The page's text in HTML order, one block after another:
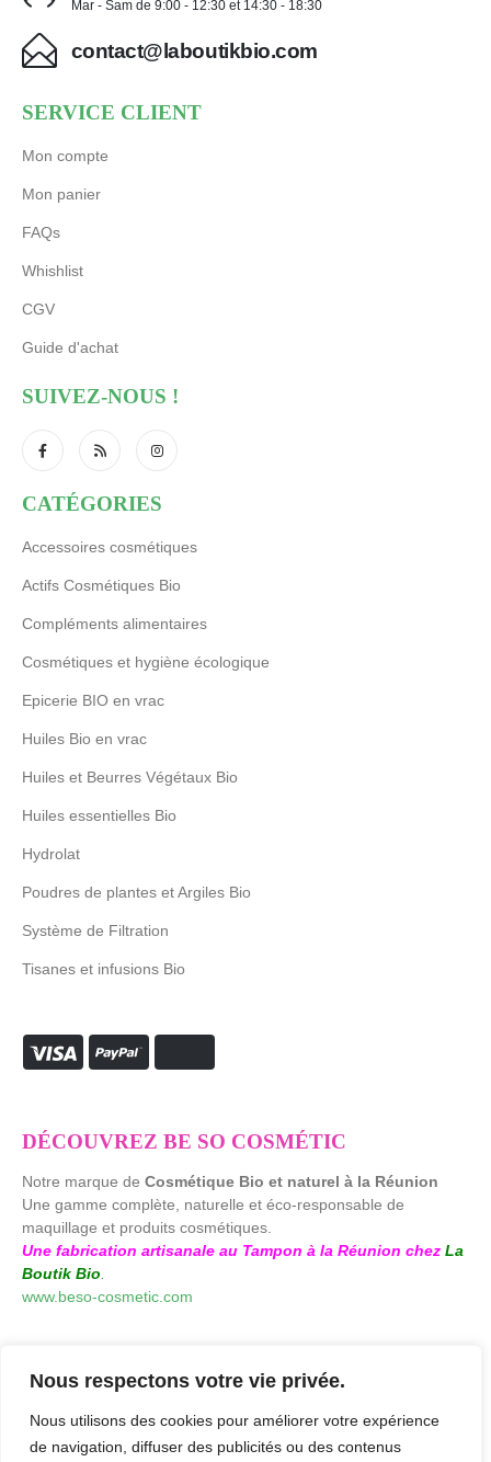
Nous respectons votre vie privée.
Nous utilisons des cookies pour améliorer votre expérience
de navigation, diffuser des publicités ou des contenus
Mar - Sam de 9:00 - 12:30 et 14:30 - 18:30
contact@laboutikbio.com
SERVICE CLIENT
Mon compte
Mon panier
FAQs
Whishlist
CGV
Guide d'achat
SUIVEZ-NOUS !
CATÉGORIES
Accessoires cosmétiques
Actifs Cosmétiques Bio
Compléments alimentaires
Cosmétiques et hygiène écologique
Epicerie BIO en vrac
Huiles Bio en vrac
Huiles et Beurres Végétaux Bio
Huiles essentielles Bio
Hydrolat
Poudres de plantes et Argiles Bio
Système de Filtration
Tisanes et infusions Bio
DÉCOUVREZ BE SO COSMÉTIC
Notre marque de Cosmétique Bio et naturel à la Réunion
Une gamme complète, naturelle et éco-responsable de
maquillage et produits cosmétiques.
Une fabrication artisanale au Tampon à la Réunion chez La
Boutik Bio
www.beso-cosmetic.com